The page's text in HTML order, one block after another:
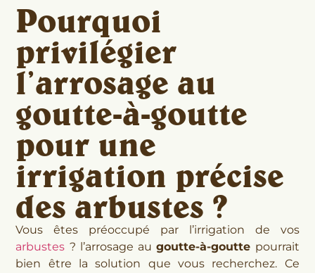
Pourquoi
privilégier
l’arrosage au
goutte-à-goutte
pour une
irrigation précise
des arbustes ?
Vous êtes préoccupé par l’irrigation de vos
arbustes ? l’arrosage augoutte-à-goutte pourrait
bien être la solution que vous recherchez. Ce